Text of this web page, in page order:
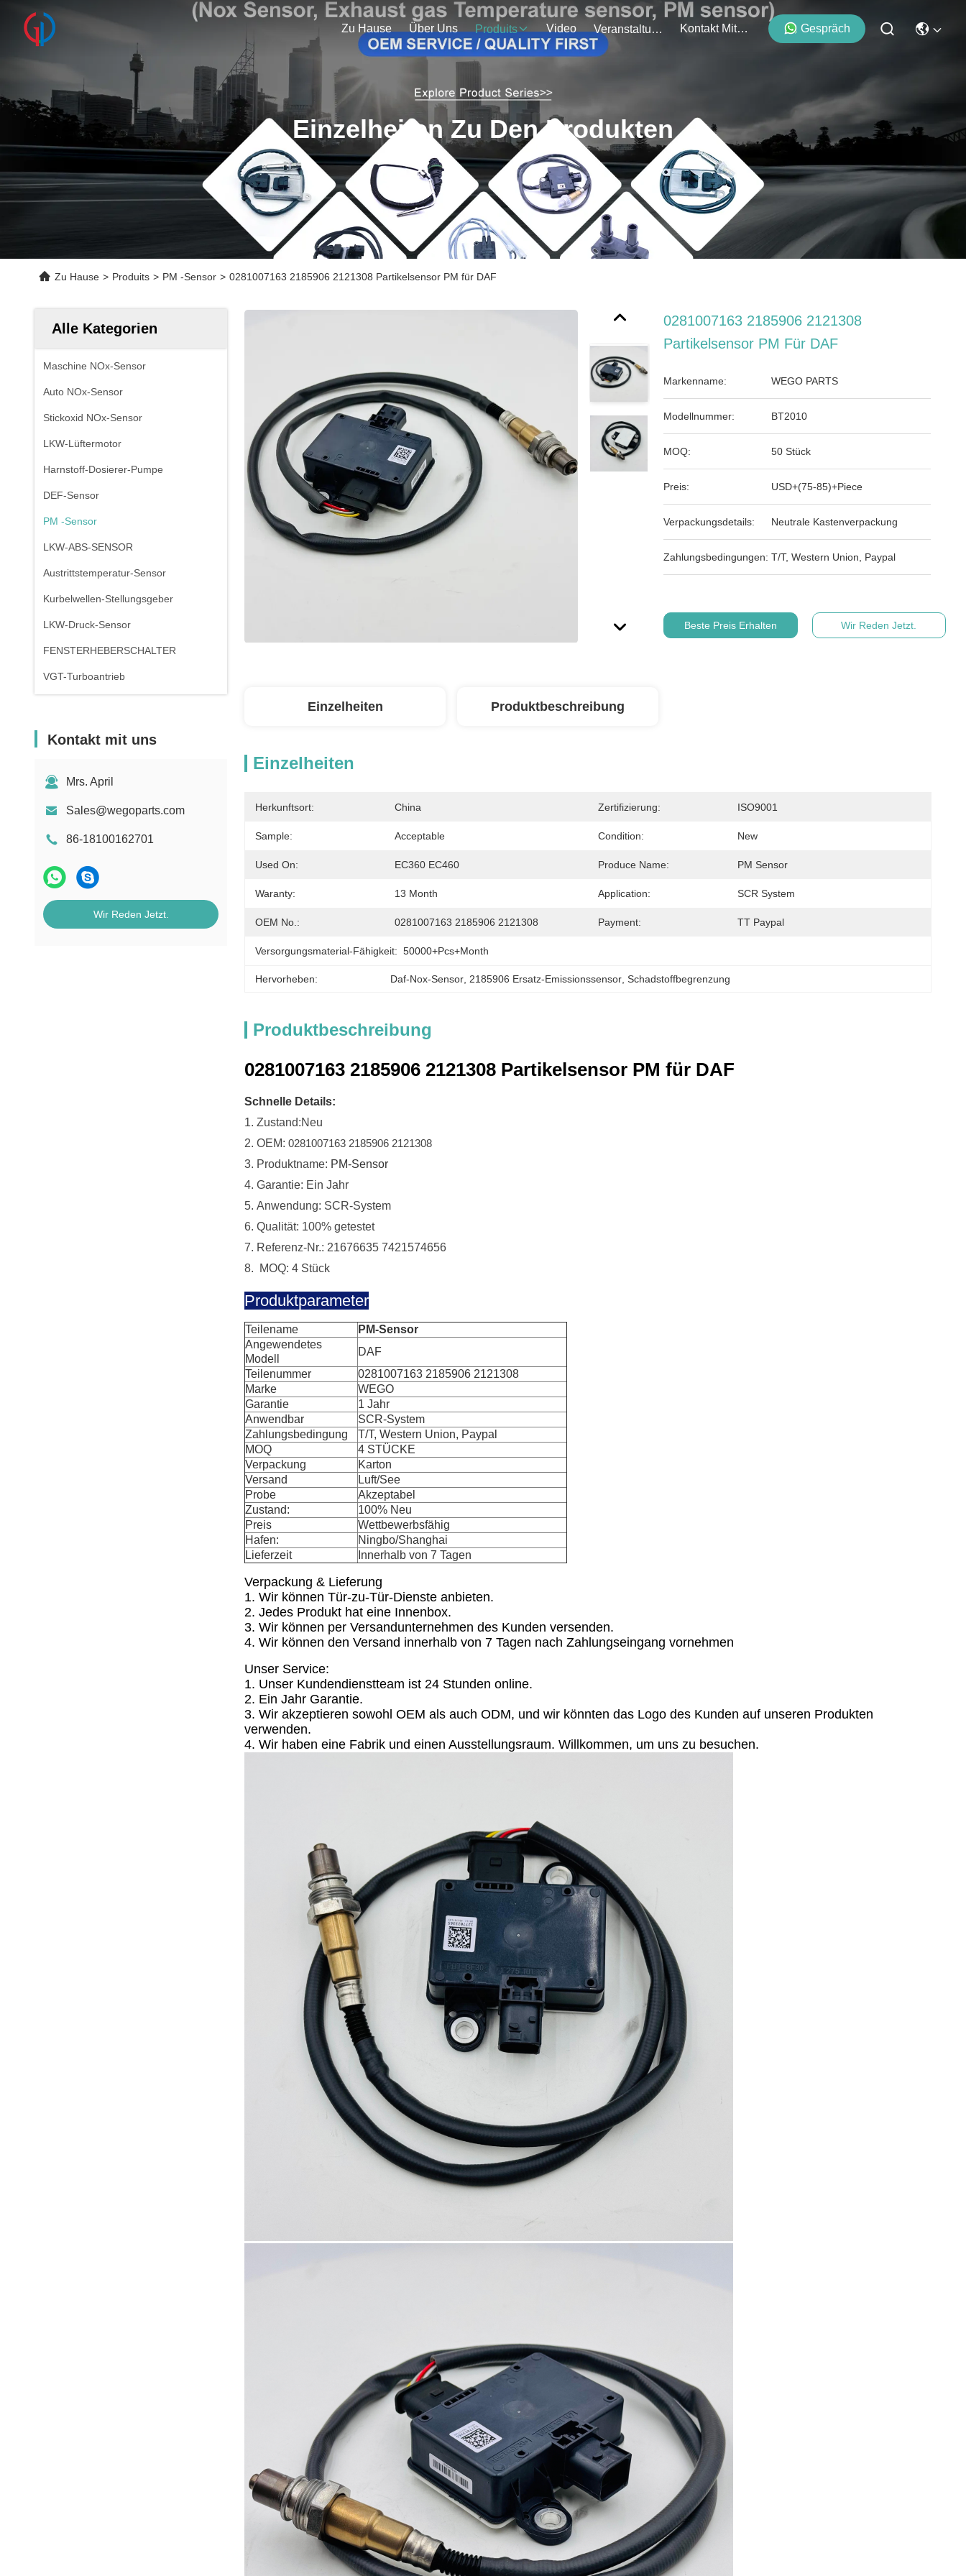
Zu Hause Über Uns Produits Video Veranstaltungen Kontakt Mit Uns Gespräch
Einzelheiten Zu Den Produkten
Zu Hause > Produits > PM -Sensor > 0281007163 2185906 2121308 Partikelsensor PM für DAF
Alle Kategorien
Maschine NOx-Sensor
Auto NOx-Sensor
Stickoxid NOx-Sensor
LKW-Lüftermotor
Harnstoff-Dosierer-Pumpe
DEF-Sensor
PM -Sensor
LKW-ABS-SENSOR
Austrittstemperatur-Sensor
Kurbelwellen-Stellungsgeber
LKW-Druck-Sensor
FENSTERHEBERSCHALTER
VGT-Turboantrieb
Kontakt mit uns
Mrs. April
Sales@wegoparts.com
86-18100162701
Wir Reden Jetzt.
0281007163 2185906 2121308
Partikelsensor PM Für DAF
Markenname: WEGO PARTS
Modellnummer: BT2010
MOQ: 50 Stück
Preis: USD+(75-85)+Piece
Verpackungsdetails: Neutrale Kastenverpackung
Zahlungsbedingungen: T/T, Western Union, Paypal
Beste Preis Erhalten Wir Reden Jetzt.
Einzelheiten Produktbeschreibung
Einzelheiten
Herkunftsort: China Zertifizierung: ISO9001
Sample: Acceptable Condition: New
Used On: EC360 EC460 Produce Name: PM Sensor
Waranty: 13 Month Application: SCR System
OEM No.: 0281007163 2185906 2121308 Payment: TT Paypal
Versorgungsmaterial-Fähigkeit: 50000+Pcs+Month
Hervorheben: Daf-Nox-Sensor 2185906 Ersatz-Emissionssensor , Schadstoffbegrenzung
Produktbeschreibung
0281007163 2185906 2121308 Partikelsensor PM für DAF
Schnelle Details:
1. Zustand:Neu
2. OEM: 0281007163 2185906 2121308
3. Produktname: PM-Sensor
4. Garantie: Ein Jahr
5. Anwendung: SCR-System
6. Qualität: 100% getestet
7. Referenz-Nr.: 21676635 7421574656
8. MOQ: 4 Stück
Produktparameter
Teilename
PM-Sensor
Angewendetes
Modell
DAF
Teilenummer
0281007163 2185906 2121308
Marke
WEGO
Garantie
1 Jahr
Anwendbar
SCR-System
Zahlungsbedingung
T/T, Western Union, Paypal
MOQ
4 STÜCKE
Verpackung
Karton
Versand
Luft/See
Probe
Akzeptabel
Zustand:
100% Neu
Preis
Wettbewerbsfähig
Hafen:
Ningbo/Shanghai
Lieferzeit
Innerhalb von 7 Tagen
Verpackung & Lieferung
1. Wir können Tür-zu-Tür-Dienste anbieten.
2. Jedes Produkt hat eine Innenbox.
3. Wir können per Versandunternehmen des Kunden versenden.
4. Wir können den Versand innerhalb von 7 Tagen nach Zahlungseingang vornehmen
Unser Service:
1. Unser Kundendienstteam ist 24 Stunden online.
2. Ein Jahr Garantie.
3. Wir akzeptieren sowohl OEM als auch ODM, und wir könnten das Logo des Kunden auf unseren Produkten
verwenden.
4. Wir haben eine Fabrik und einen Ausstellungsraum. Willkommen, um uns zu besuchen.